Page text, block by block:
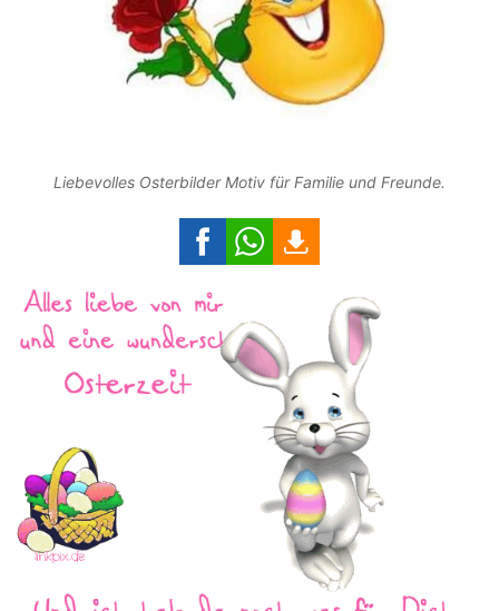
Liebevolles Osterbilder Motiv für Familie und Freunde.